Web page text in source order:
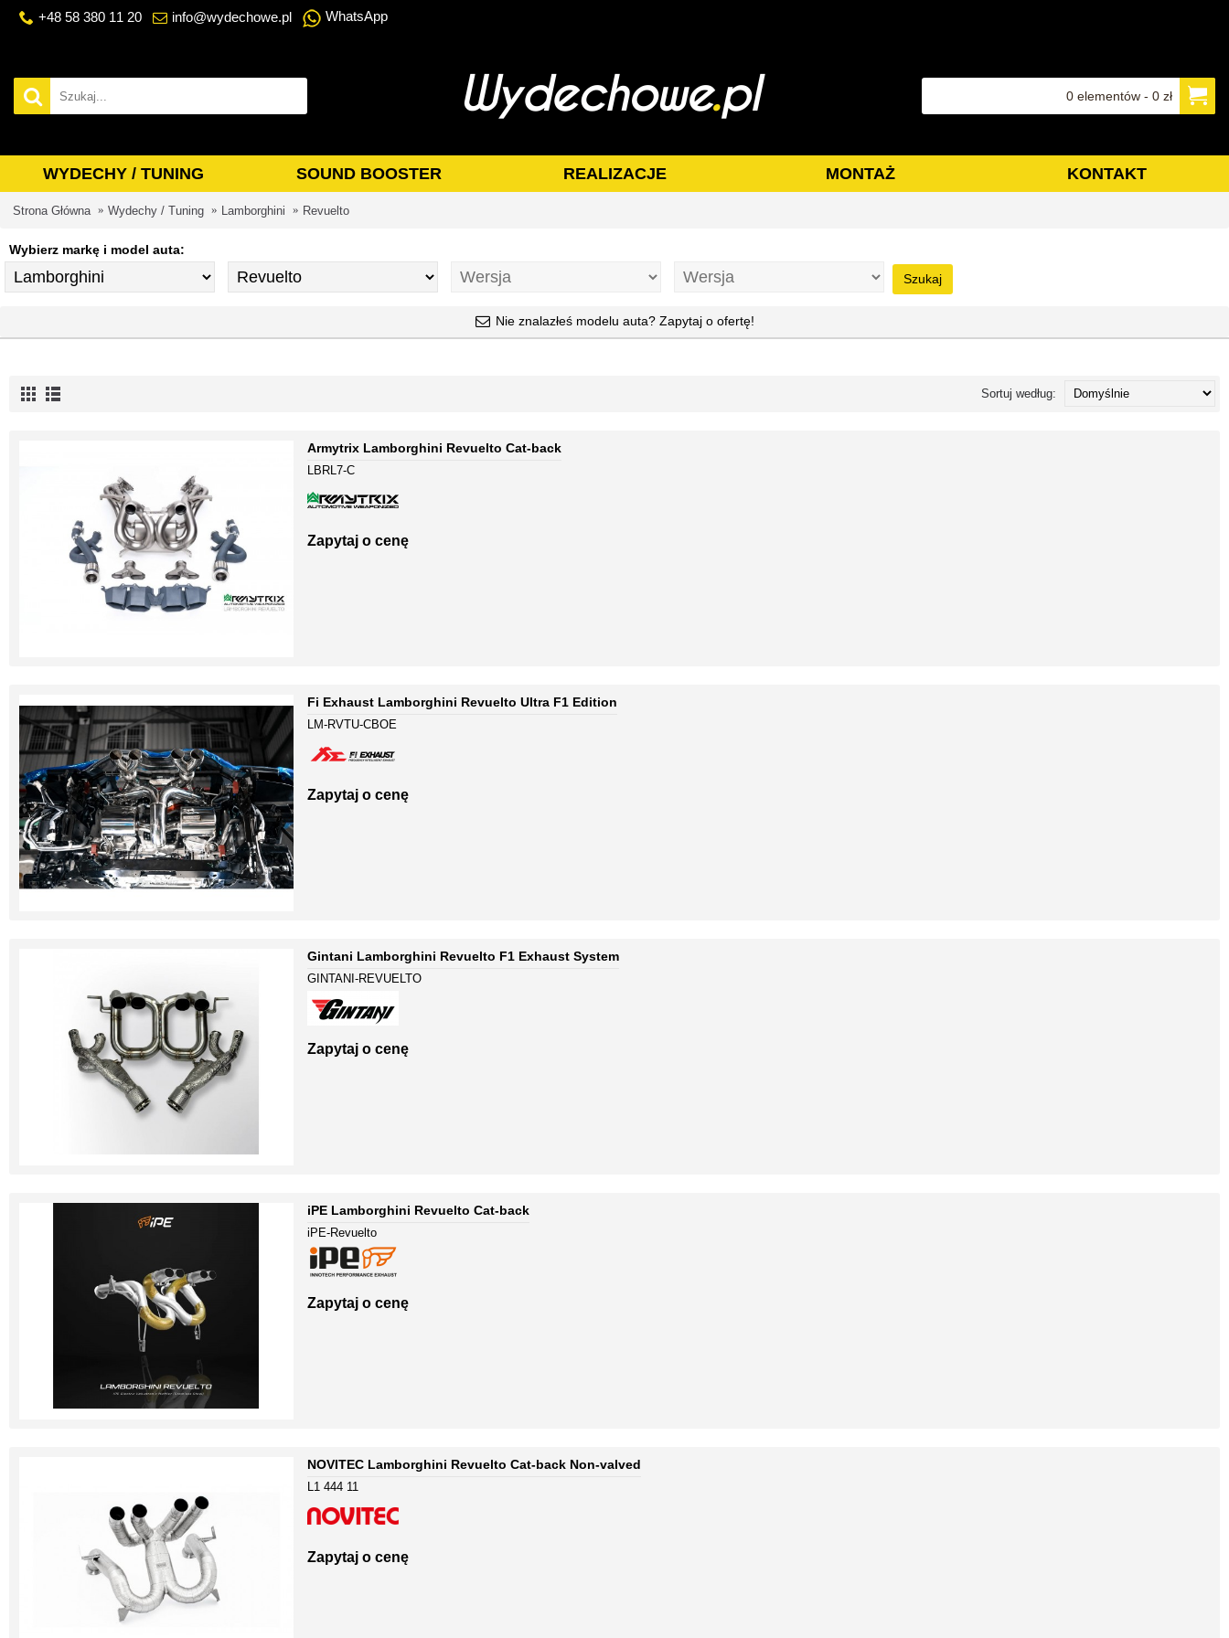
+48 58 380 11 20 info@wydechowe.pl WhatsApp
0 elementów - 0 zł
WYDECHY / TUNING SOUND BOOSTER REALIZACJE MONTAŻ KONTAKT
Strona Główna Wydechy / Tuning Lamborghini Revuelto
Wybierz markę i model auta:
Szukaj
Nie znalazłeś modelu auta? Zapytaj o ofertę!
Sortuj według:
Armytrix Lamborghini Revuelto Cat-back
LBRL7-C
Zapytaj o cenę
Fi Exhaust Lamborghini Revuelto Ultra F1 Edition
LM-RVTU-CBOE
Zapytaj o cenę
Gintani Lamborghini Revuelto F1 Exhaust System
GINTANI-REVUELTO
Zapytaj o cenę
iPE Lamborghini Revuelto Cat-back
iPE-Revuelto
Zapytaj o cenę
NOVITEC Lamborghini Revuelto Cat-back Non-valved
L1 444 11
Zapytaj o cenę